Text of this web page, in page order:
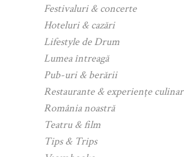
Festivaluri & concerte
Hoteluri & cazări
Lifestyle de Drum
Lumea întreagă
Pub-uri & berării
Restaurante & experiențe
România noastră
Teatru & film
Tips & Trips